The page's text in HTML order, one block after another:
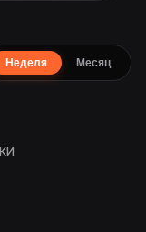
Неделя Месяц